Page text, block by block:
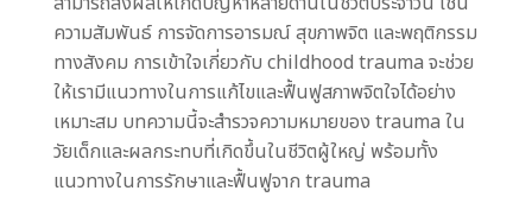
ความสัมพันธ์ การจัดการอารมณ์ สุขภาพจิต และพฤติกรรม
ทางสังคม การเข้าใจเกี่ยวกับ childhood trauma จะช่วย
ให้เรามีแนวทางในการแก้ไขและฟื้นฟูสภาพจิตใจได้อย่าง
เหมาะสม บทความนี้จะสำรวจความหมายของ trauma ใน
วัยเด็กและผลกระทบที่เกิดขึ้นในชีวิตผู้ใหญ่ พร้อมทั้ง
แนวทางในการรักษาและฟื้นฟูจาก trauma